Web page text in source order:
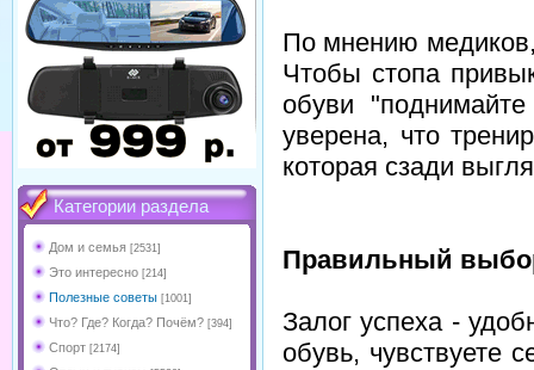
Категории раздела
Дом и семья [2531]
Это интересно [214]
Полезные советы [1001]
Что? Где? Когда? Почём? [394]
Спорт [2174]
По мнению медиков,
Чтобы стопа
обуви
уверена, что
которая сзади
Правильный
Залог успеха -
обувь, чувствуете